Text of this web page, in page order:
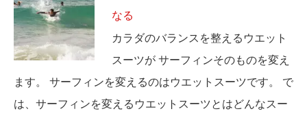
なる
カラダのバランスを整えるウエット
スーツが サーフィンそのものを変え
ます。 サーフィンを変えるのはウエットスーツです。 で
は、サーフィンを変えるウエットスーツとはどんなスー